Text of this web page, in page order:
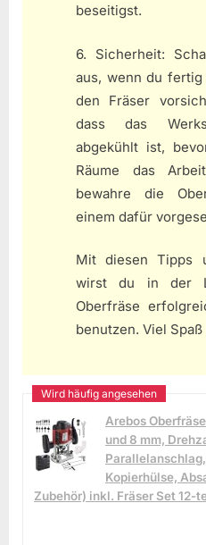
beseitigst.
6. Sicherheit:
aus, wenn du
den Fräser
dass das
abgekühlt ist,
Räume das
bewahre die
einem dafür
Mit diesen Tipps
wirst du in der
Oberfräse
benutzen. Viel
Arebos
und 8 mm,
Kopierhülse,
Zubehör) inkl. Fräser Set 12-